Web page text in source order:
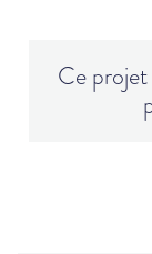
Ce projet